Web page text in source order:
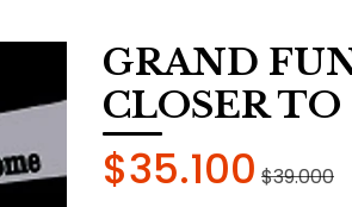
GRAND
CLOSER
$35.100 $39.000